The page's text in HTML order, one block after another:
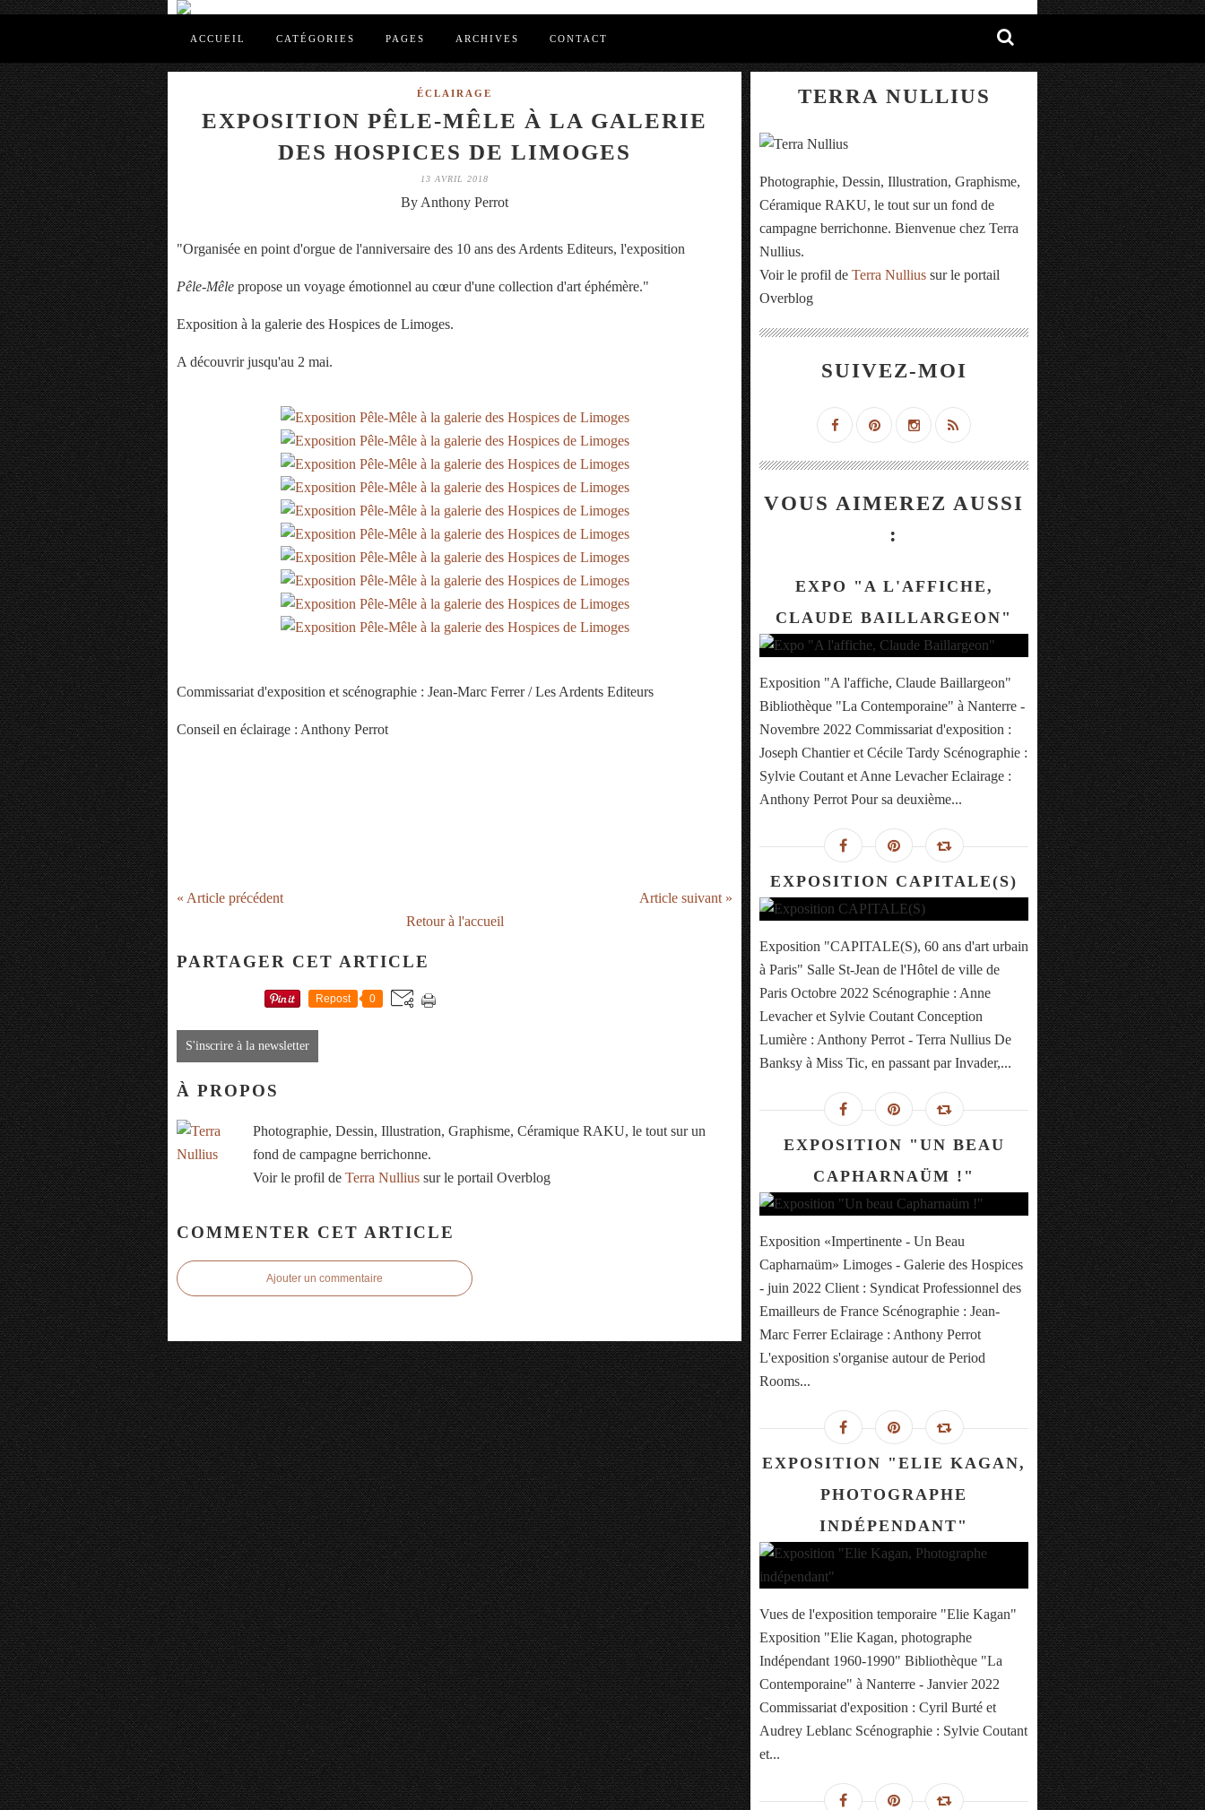
ACCUEIL CATÉGORIES PAGES ARCHIVES CONTACT
ÉCLAIRAGE
EXPOSITION PÊLE-MÊLE À LA GALERIE
DES HOSPICES DE LIMOGES
13 AVRIL 2018
By Anthony Perrot
"Organisée en point d'orgue de l'anniversaire des 10 ans des Ardents Editeurs, l'exposition
Pêle-Mêle propose un voyage émotionnel au cœur d'une collection d'art éphémère."
Exposition à la galerie des Hospices de Limoges.
A découvrir jusqu'au 2 mai.
Commissariat d'exposition et scénographie : Jean-Marc Ferrer / Les Ardents Editeurs
Conseil en éclairage : Anthony Perrot
« Article précédent
Article suivant »
Retour à l'accueil
PARTAGER CET ARTICLE
Repost 0
S'inscrire à la newsletter
À PROPOS
Photographie, Dessin, Illustration, Graphisme, Céramique RAKU, le tout sur un
fond de campagne berrichonne.
Voir le profil de Terra Nullius sur le portail Overblog
COMMENTER CET ARTICLE
Ajouter un commentaire
TERRA NULLIUS
Photographie, Dessin, Illustration, Graphisme,
Céramique RAKU, le tout sur un fond de
campagne berrichonne. Bienvenue chez Terra
Nullius.
Voir le profil de Terra Nullius sur le portail
Overblog
SUIVEZ-MOI
VOUS AIMEREZ AUSSI
:
EXPO "A L'AFFICHE,
CLAUDE BAILLARGEON"
Exposition "A l'affiche, Claude Baillargeon"
Bibliothèque "La Contemporaine" à Nanterre -
Novembre 2022 Commissariat d'exposition :
Joseph Chantier et Cécile Tardy Scénographie :
Sylvie Coutant et Anne Levacher Eclairage :
Anthony Perrot Pour sa deuxième...
EXPOSITION CAPITALE(S)
Exposition "CAPITALE(S), 60 ans d'art urbain
à Paris" Salle St-Jean de l'Hôtel de ville de
Paris Octobre 2022 Scénographie : Anne
Levacher et Sylvie Coutant Conception
Lumière : Anthony Perrot - Terra Nullius De
Banksy à Miss Tic, en passant par Invader,...
EXPOSITION "UN BEAU
CAPHARNAÜM !"
Exposition «Impertinente - Un Beau
Capharnaüm» Limoges - Galerie des Hospices
- juin 2022 Client : Syndicat Professionnel des
Emailleurs de France Scénographie : Jean-
Marc Ferrer Eclairage : Anthony Perrot
L'exposition s'organise autour de Period
Rooms...
EXPOSITION "ELIE KAGAN,
PHOTOGRAPHE
INDÉPENDANT"
Vues de l'exposition temporaire "Elie Kagan"
Exposition "Elie Kagan, photographe
Indépendant 1960-1990" Bibliothèque "La
Contemporaine" à Nanterre - Janvier 2022
Commissariat d'exposition : Cyril Burté et
Audrey Leblanc Scénographie : Sylvie Coutant
et...